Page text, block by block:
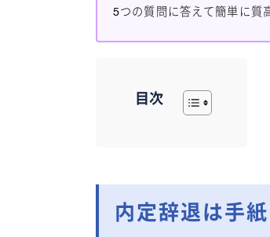
5つの質問に答えて簡単に質
目次
内定辞退は手